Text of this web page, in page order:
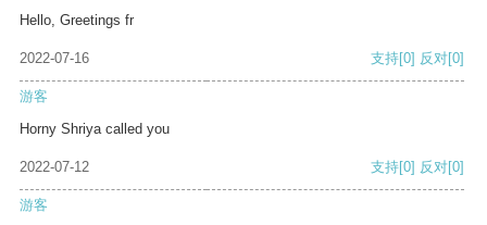
Hello, Greetings fr
2022-07-16 支持[0] 反对[0]
游客
Horny Shriya called you
2022-07-12 支持[0] 反对[0]
游客